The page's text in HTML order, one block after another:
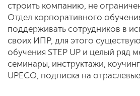
строить компанию, не
Отдел корпоративного
поддерживать сотрудников в
своих ИПР, для этого
обучения STEP UP и целый ряд
семинары, инструктажи,
UPECO, подписка на